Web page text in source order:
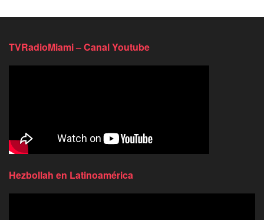
TVRadioMiami – Canal Youtube
Hezbollah en Latinoamérica